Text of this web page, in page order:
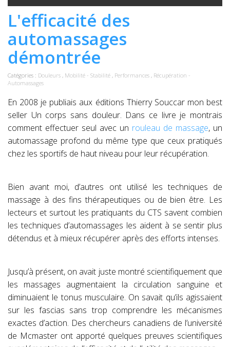
L'efficacité des
automassages
démontrée
Catégories : Douleurs , Mobilité - Stabilité , Performances , Récupération -
Automassages
En 2008 je publiais aux éditions Thierry Souccar mon best
seller Un corps sans douleur. Dans ce livre je montrais
comment effectuer seul avec un rouleau de massage, un
automassage profond du même type que ceux pratiqués
chez les sportifs de haut niveau pour leur récupération.
Bien avant moi, d’autres ont utilisé les techniques de
massage à des fins thérapeutiques ou de bien être. Les
lecteurs et surtout les pratiquants du CTS savent combien
les techniques d’automassages les aident à se sentir plus
détendus et à mieux récupérer après des efforts intenses.
Jusqu’à présent, on avait juste montré scientifiquement que
les massages augmentaient la circulation sanguine et
diminuaient le tonus musculaire. On savait qu’ils agissaient
sur les fascias sans trop comprendre les mécanismes
exactes d’action. Des chercheurs canadiens de l’université
de Mcmaster ont apporté quelques preuves scientifiques